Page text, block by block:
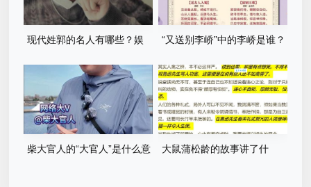
现代姓郭的名人有哪些？娱
“又送别李峤”中的李峤是谁？
柴大官人的“大官人”是什么意
大鼠蒲松龄的故事讲了什